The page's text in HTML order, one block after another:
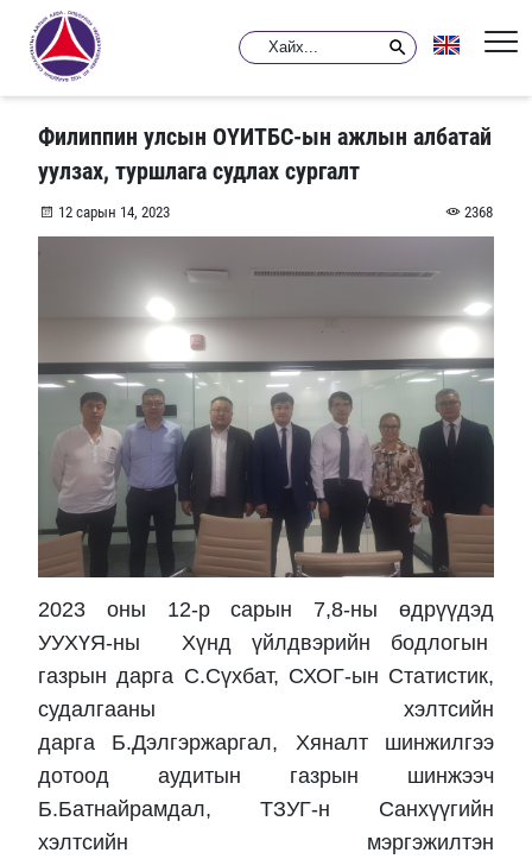
Филиппин улсын ОҮИТБС-ын ажлын албатай
уулзах, туршлага судлах сургалт
12 сарын 14, 2023 2368
2023 оны 12-р сарын 7,8-ны өдрүүдэд
УУХҮЯ-ны Хүнд үйлдвэрийн бодлогын
газрын дарга С.Сүхбат, СХОГ-ын Статистик,
судалгааны хэлтсийн
дарга Б.Дэлгэржаргал, Хяналт шинжилгээ
дотоод аудитын газрын шинжээч
Б.Батнайрамдал, ТЗУГ-н Санхүүгийн
хэлтсийн мэргэжилтэн